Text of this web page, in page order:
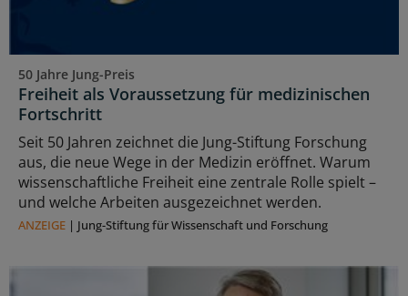
50 Jahre Jung-Preis
Freiheit als Voraussetzung für medizinischen
Fortschritt
Seit 50 Jahren zeichnet die Jung-Stiftung Forschung
aus, die neue Wege in der Medizin eröffnet. Warum
wissenschaftliche Freiheit eine zentrale Rolle spielt –
und welche Arbeiten ausgezeichnet werden.
ANZEIGE | Jung-Stiftung für Wissenschaft und Forschung